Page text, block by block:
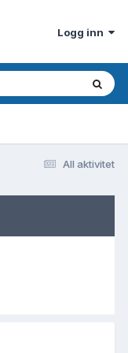
Logg inn
All aktivitet